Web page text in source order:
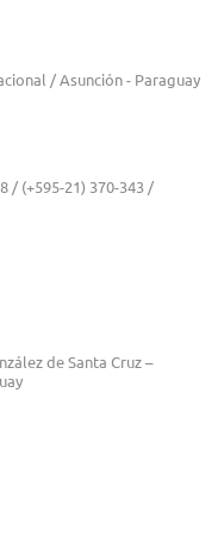
/ Asunción - Paraguay
/ (+595-21) 370-343 /
de Santa Cruz –